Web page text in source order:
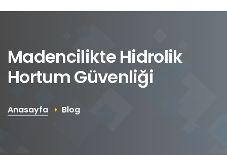
Madencilikte Hidrolik
Hortum Güvenliği
Anasayfa Blog